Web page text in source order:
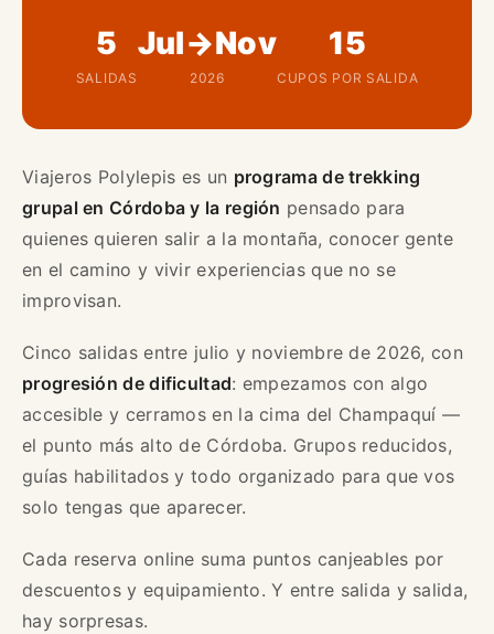
5
SALIDAS
Jul→Nov
2026
15
CUPOS POR SALIDA
Viajeros Polylepis es un programa de trekking
grupal en Córdoba y la región pensado para
quienes quieren salir a la montaña, conocer gente
en el camino y vivir experiencias que no se
improvisan.
Cinco salidas entre julio y noviembre de 2026, con
progresión de dificultad: empezamos con algo
accesible y cerramos en la cima del Champaquí —
el punto más alto de Córdoba. Grupos reducidos,
guías habilitados y todo organizado para que vos
solo tengas que aparecer.
Cada reserva online suma puntos canjeables por
descuentos y equipamiento. Y entre salida y salida,
hay sorpresas.